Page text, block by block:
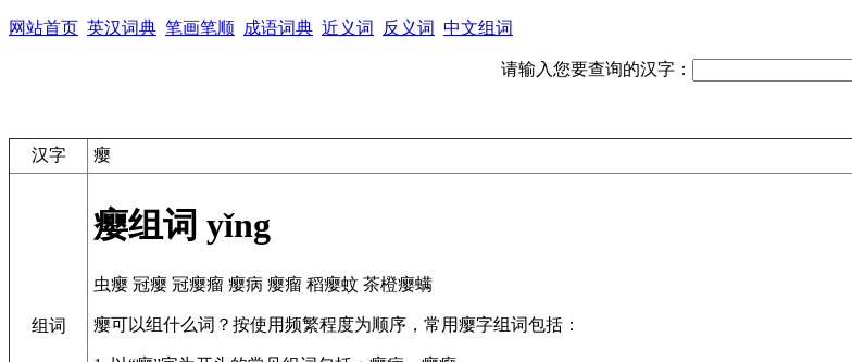
网站首页 英汉词典 笔画笔顺 成语词典 近义词 反义词 中文组词
请输入您要查询的汉字：
汉字 瘿
组词
瘿组词 yǐng
虫瘿 冠瘿 冠瘿瘤 瘿病 瘿瘤 稻瘿蚊 茶橙瘿螨
瘿可以组什么词？按使用频繁程度为顺序，常用瘿字组词包括：